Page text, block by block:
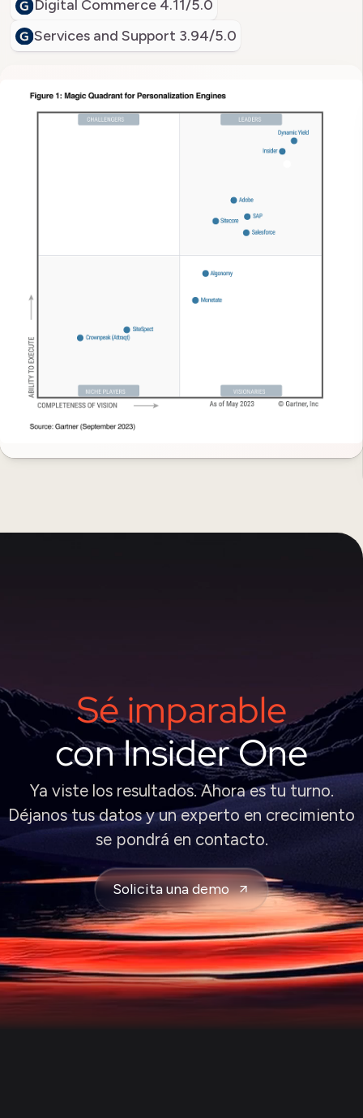
Digital Commerce 4.11/5.0
Services and Support 3.94/5.0
Sé imparable
con Insider One
Ya viste los resultados. Ahora es tu turno.
Déjanos tus datos y un experto en crecimiento
se pondrá en contacto.
Solicita una demo